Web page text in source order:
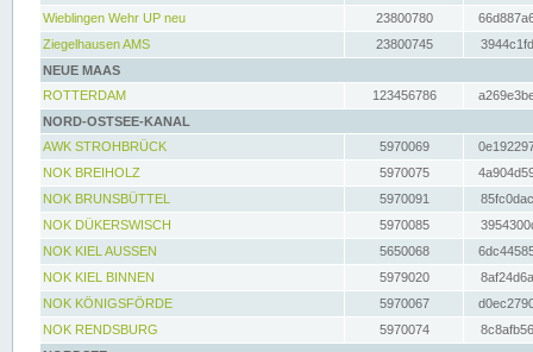
Wieblingen Wehr UP neu
23800780
Ziegelhausen AMS
23800745
NEUE MAAS
ROTTERDAM
123456786
NORD-OSTSEE-KANAL
AWK STROHBRÜCK
5970069
NOK BREIHOLZ
5970075
NOK BRUNSBÜTTEL
5970091
NOK DÜKERSWISCH
5970085
NOK KIEL AUSSEN
5650068
NOK KIEL BINNEN
5979020
NOK KÖNIGSFÖRDE
5970067
NOK RENDSBURG
5970074